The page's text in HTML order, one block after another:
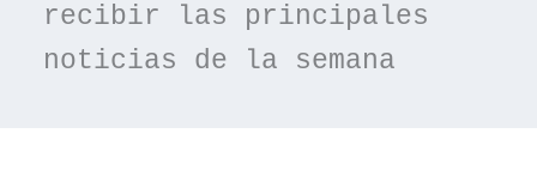
recibir las principales
noticias de la semana